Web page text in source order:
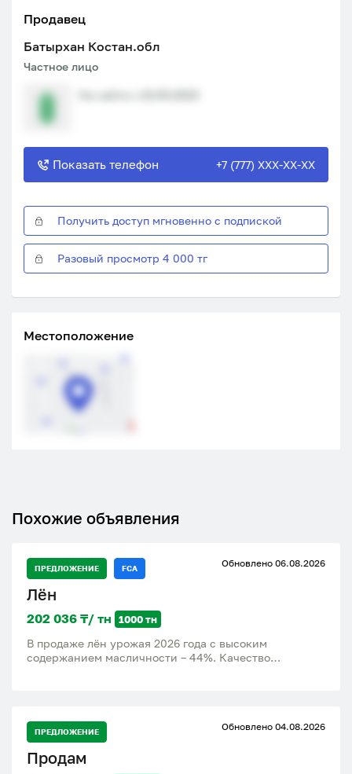
Продавец
Батырхан Костан.обл
Частное лицо
Показать телефон +7 (777) XXX-XX-XX
Получить доступ мгновенно с подпиской
Разовый просмотр 4 000 тг
Местоположение
Похожие объявления
ПРЕДЛОЖЕНИЕ FCA Обновлено 06.08.2026
Лён
202 036 ₸/ тн 1000 тн
В продаже лён урожая 2026 года с высоким
содержанием масличности – 44%. Качество
сотрудничества и можем организовать доставку
непосредственно до вашего пункта назначения,
обеспечивая удобство и экономию времени для
наших клиентов
ПРЕДЛОЖЕНИЕ Обновлено 04.08.2026
Продам